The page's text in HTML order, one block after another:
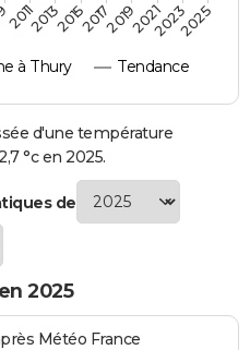
à Thury Tendance
20112013201520172019202120232025
d'une température
°c en 2025.
de
2025
Météo France